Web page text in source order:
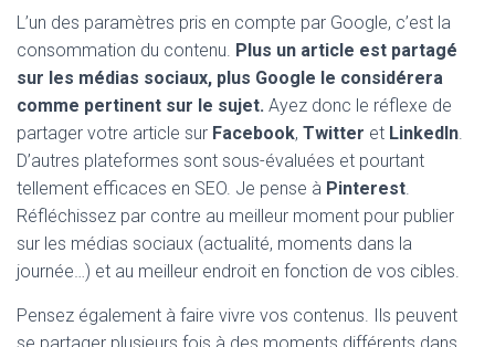
L’un des paramètres pris en compte par Google, c’est la
consommation du contenu. Plus un article est partagé
sur les médias sociaux, plus Google le considérera
comme pertinent sur le sujet. Ayez donc le réflexe de
partager votre article sur Facebook, Twitter et LinkedIn.
D’autres plateformes sont sous-évaluées et pourtant
tellement efficaces en SEO. Je pense à Pinterest.
Réfléchissez par contre au meilleur moment pour publier
sur les médias sociaux (actualité, moments dans la
journée…) et au meilleur endroit en fonction de vos cibles.
Pensez également à faire vivre vos contenus. Ils peuvent